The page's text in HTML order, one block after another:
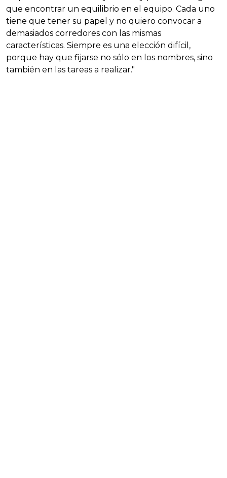
que encontrar un equilibrio en el equipo. Cada uno
tiene que tener su papel y no quiero convocar a
demasiados corredores con las mismas
características. Siempre es una elección difícil,
porque hay que fijarse no sólo en los nombres, sino
también en las tareas a realizar."